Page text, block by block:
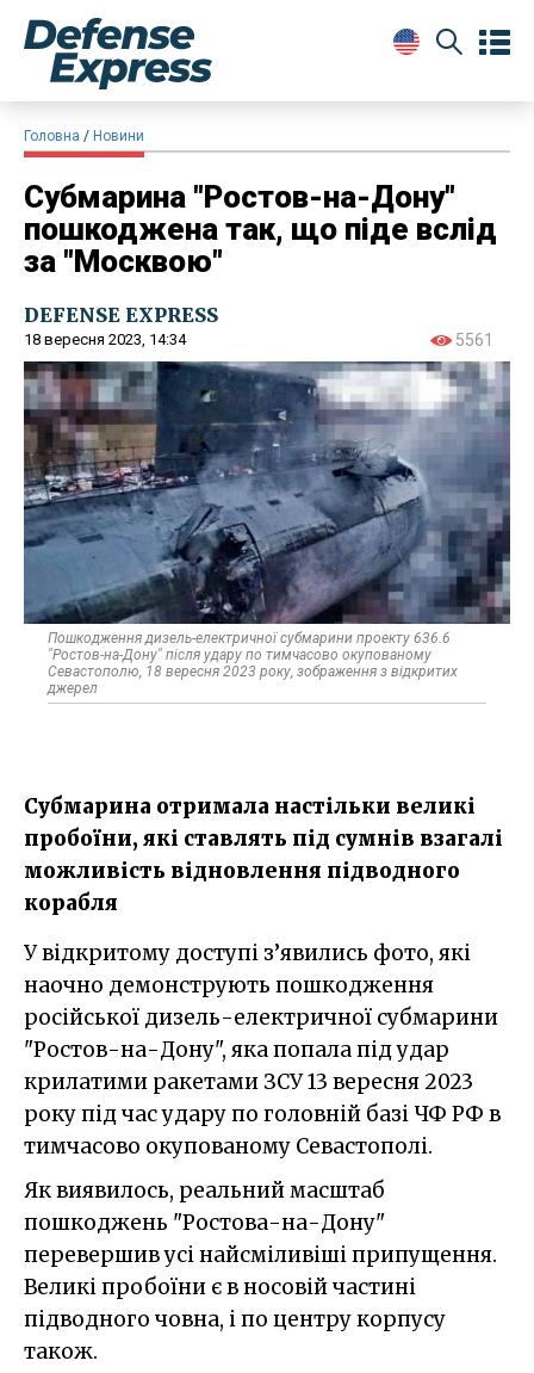
Головна Новини
Субмарина "Ростов-на-Дону"
пошкоджена так, що піде вслід
за "Москвою"
DEFENSE EXPRESS
18 вересня 2023, 14:34 5561
Пошкодження дизель-електричної субмарини проекту 636.6
"Ростов-на-Дону" після удару по тимчасово окупованому
Севастополю, 18 вересня 2023 року, зображення з відкритих
джерел
Субмарина отримала настільки великі
пробоїни, які ставлять під сумнів взагалі
можливість відновлення підводного
корабля
У відкритому доступі з’явились фото, які
наочно демонструють пошкодження
російської дизель-електричної субмарини
"Ростов-на-Дону", яка попала під удар
крилатими ракетами ЗСУ 13 вересня 2023
року під час удару по головній базі ЧФ РФ в
тимчасово окупованому Севастополі.
Як виявилось, реальний масштаб
пошкоджень "Ростова-на-Дону"
перевершив усі найсміливіші припущення.
Великі пробоїни є в носовій частині
підводного човна, і по центру корпусу
також.